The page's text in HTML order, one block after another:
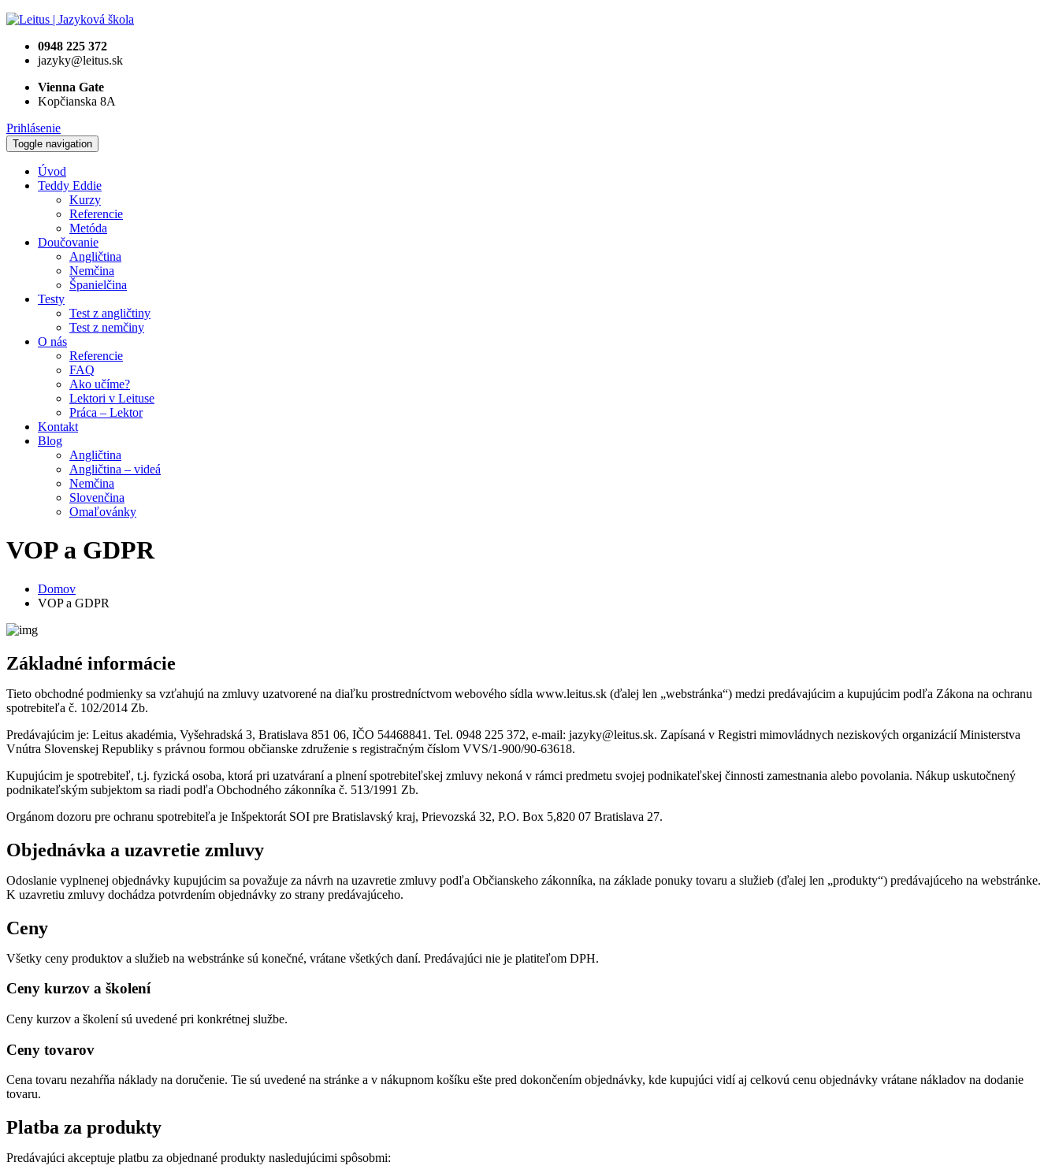
0948 225 372
jazyky@leitus.sk
Vienna Gate
Kopčianska 8A
Prihlásenie
Toggle navigation
Úvod
Teddy Eddie
Kurzy
Referencie
Metóda
Doučovanie
Angličtina
Nemčina
Španielčina
Testy
Test z angličtiny
Test z nemčiny
O nás
Referencie
FAQ
Ako učíme?
Lektori v Leituse
Práca – Lektor
Kontakt
Blog
Angličtina
Angličtina – videá
Nemčina
Slovenčina
Omaľovánky
VOP a GDPR
Domov
VOP a GDPR
Základné informácie
Tieto obchodné podmienky sa vzťahujú na zmluvy uzatvorené na diaľku prostredníctvom webového sídla www.leitus.sk (ďalej len „webstránka“) medzi predávajúcim a kupujúcim podľa Zákona na ochranu
spotrebiteľa č. 102/2014 Zb.
Predávajúcim je: Leitus akadémia, Vyšehradská 3, Bratislava 851 06, IČO 54468841. Tel. 0948 225 372, e-mail: jazyky@leitus.sk. Zapísaná v Registri mimovládnych neziskových organizácií Ministerstva
Vnútra Slovenskej Republiky s právnou formou občianske združenie s registračným číslom VVS/1-900/90-63618.
Kupujúcim je spotrebiteľ, t.j. fyzická osoba, ktorá pri uzatváraní a plnení spotrebiteľskej zmluvy nekoná v rámci predmetu svojej podnikateľskej činnosti zamestnania alebo povolania. Nákup uskutočnený
podnikateľským subjektom sa riadi podľa Obchodného zákonníka č. 513/1991 Zb.
Orgánom dozoru pre ochranu spotrebiteľa je Inšpektorát SOI pre Bratislavský kraj, Prievozská 32, P.O. Box 5,820 07 Bratislava 27.
Objednávka a uzavretie zmluvy
Odoslanie vyplnenej objednávky kupujúcim sa považuje za návrh na uzavretie zmluvy podľa Občianskeho zákonníka, na základe ponuky tovaru a služieb (ďalej len „produkty“) predávajúceho na webstránke.
K uzavretiu zmluvy dochádza potvrdením objednávky zo strany predávajúceho.
Ceny
Všetky ceny produktov a služieb na webstránke sú konečné, vrátane všetkých daní. Predávajúci nie je platiteľom DPH.
Ceny kurzov a školení
Ceny kurzov a školení sú uvedené pri konkrétnej službe.
Ceny tovarov
Cena tovaru nezahŕňa náklady na doručenie. Tie sú uvedené na stránke a v nákupnom košíku ešte pred dokončením objednávky, kde kupujúci vidí aj celkovú cenu objednávky vrátane nákladov na dodanie
tovaru.
Platba za produkty
Predávajúci akceptuje platbu za objednané produkty nasledujúcimi spôsobmi: